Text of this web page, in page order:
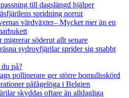
till dagslängd hjälper
spridning norrut
värdväxter– Mycket mer än en
migrerar söderut allt senare
sydrovfjärilar sprider sig snabbt
på?
pollinerare ger större bomullsskörd
påfågelöga i Belgien
skyddas oftare än alldagliga